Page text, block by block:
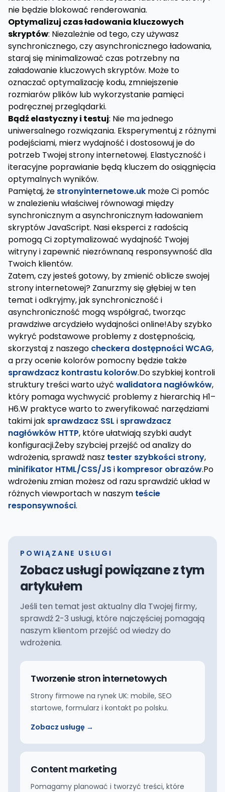
nie będzie blokować renderowania.
Optymalizuj czas ładowania kluczowych
skryptów: Niezależnie od tego, czy używasz
synchronicznego, czy asynchronicznego ładowania,
staraj się minimalizować czas potrzebny na
załadowanie kluczowych skryptów. Może to
oznaczać optymalizację kodu, zmniejszenie
rozmiarów plików lub wykorzystanie pamięci
podręcznej przeglądarki.
Bądź elastyczny i testuj: Nie ma jednego
uniwersalnego rozwiązania. Eksperymentuj z różnymi
podejściami, mierz wydajność i dostosowuj je do
potrzeb Twojej strony internetowej. Elastyczność i
iteracyjne poprawianie będą kluczem do osiągnięcia
optymalnych wyników.
Pamiętaj, że stronyinternetowe.uk może Ci pomóc
w znalezieniu właściwej równowagi między
synchronicznym a asynchronicznym ładowaniem
skryptów JavaScript. Nasi eksperci z radością
pomogą Ci zoptymalizować wydajność Twojej
witryny i zapewnić niezrównaną responsywność dla
Twoich klientów.
Zatem, czy jesteś gotowy, by zmienić oblicze swojej
strony internetowej? Zanurzmy się głębiej w ten
temat i odkryjmy, jak synchroniczność i
asynchroniczność mogą współgrać, tworząc
prawdziwe arcydzieło wydajności online!Aby szybko
wykryć podstawowe problemy z dostępnością,
skorzystaj z naszego checkera dostępności WCAG,
a przy ocenie kolorów pomocny będzie także
sprawdzacz kontrastu kolorów.Do szybkiej kontroli
struktury treści warto użyć walidatora nagłówków,
który pomaga wychwycić problemy z hierarchią H1–
H6.W praktyce warto to zweryfikować narzędziami
takimi jak sprawdzacz SSL i sprawdzacz
nagłówków HTTP, które ułatwiają szybki audyt
konfiguracji.Żeby szybciej przejść od analizy do
wdrożenia, sprawdź nasz tester szybkości strony,
minifikator HTML/CSS/JS i kompresor obrazów.Po
wdrożeniu zmian możesz od razu sprawdzić układ w
różnych viewportach w naszym teście
responsywności.
POWIĄZANE USŁUGI
Zobacz usługi powiązane z tym
artykułem
Jeśli ten temat jest aktualny dla Twojej firmy,
sprawdź 2-3 usługi, które najczęściej pomagają
naszym klientom przejść od wiedzy do
wdrożenia.
Tworzenie stron internetowych
Strony firmowe na rynek UK: mobile, SEO
startowe, formularz i kontakt po polsku.
Zobacz usługę →
Content marketing
Pomagamy planować i tworzyć treści, które